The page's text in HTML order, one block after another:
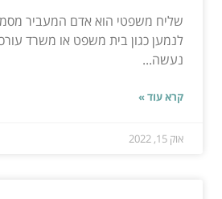
שליח משפטי הוא אדם המעביר
לנמען כגון בית משפט או משרד
נעשה...
קרא עוד »
אוק 15, 2022